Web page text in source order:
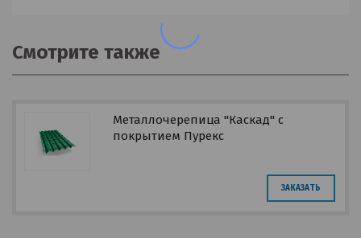
Смотрите также
Металлочерепица "Каскад" с
покрытием Пурекс
ЗАКАЗАТЬ